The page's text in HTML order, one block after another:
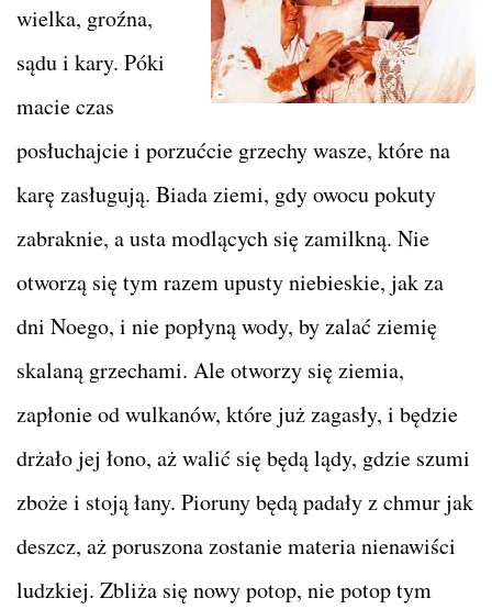
wielka, groźna,
sądu i kary. Póki
macie czas
posłuchajcie i porzućcie grzechy wasze, które na
karę zasługują. Biada ziemi, gdy owocu pokuty
zabraknie, a usta modlących się zamilkną. Nie
otworzą się tym razem upusty niebieskie, jak za
dni Noego, i nie popłyną wody, by zalać ziemię
skalaną grzechami. Ale otworzy się ziemia,
zapłonie od wulkanów, które już zagasły, i będzie
drżało jej łono, aż walić się będą lądy, gdzie szumi
zboże i stoją łany. Pioruny będą padały z chmur jak
deszcz, aż poruszona zostanie materia nienawiści
ludzkiej. Zbliża się nowy potop, nie potop tym